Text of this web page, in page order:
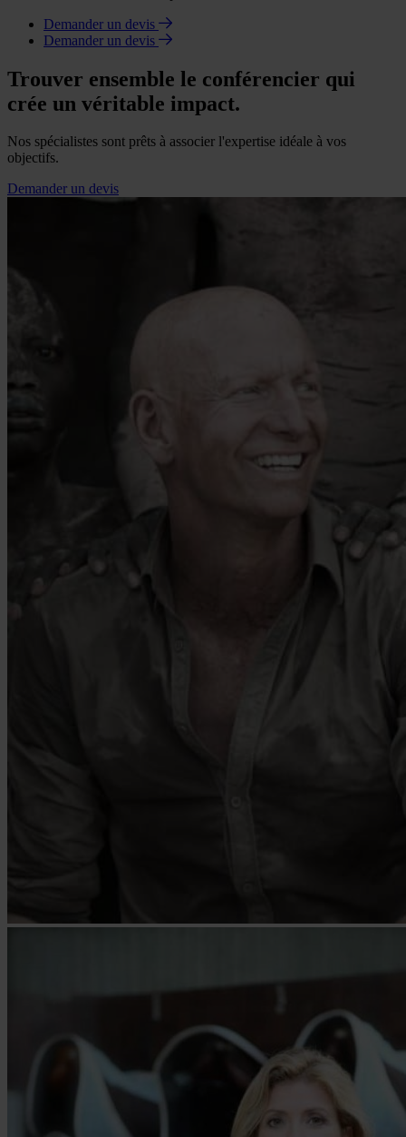
Demander un devis
Demander un devis
Trouver ensemble le conférencier qui
crée un véritable impact.
Nos spécialistes sont prêts à associer l'expertise idéale à vos
objectifs.
Demander un devis